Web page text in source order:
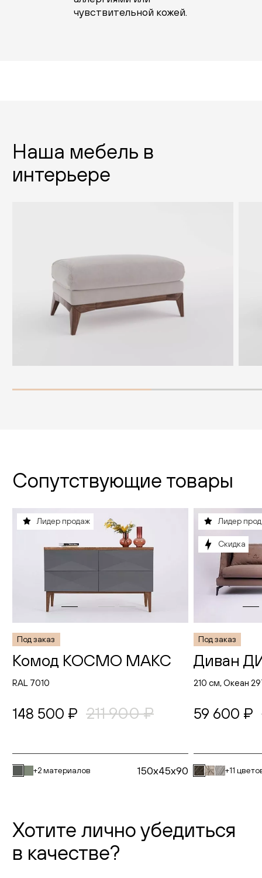
чувствительной кожей.
Наша мебель в
интерьере
Сопутствующие товары
Лидер продаж
Комод КОСМО МАКС
Под заказ
RAL 7010
148 500 ₽ 211 900 ₽
+2 материалов 150x45x90
Лидер
Скидка
Диван
Под заказ
210 см, Океан
59 600 ₽
+11
Хотите лично убедиться
в качестве?